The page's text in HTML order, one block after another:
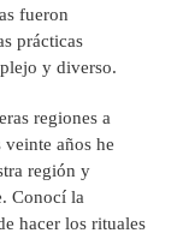
fueron
prácticas
y diverso.
regiones a
años he
región y
Conocí la
hacer los rituales